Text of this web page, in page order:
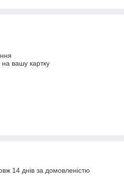
вашу картку
14 днів за домовленістю